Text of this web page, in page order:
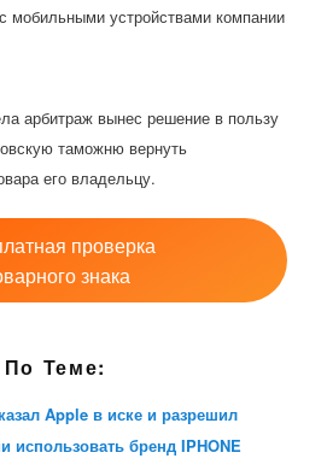
мобильными устройствами компании
арбитраж вынес решение в пользу
таможню вернуть
его владельцу.
проверка
знака
Теме:
Apple в иске и разрешил
использовать бренд IPHONE